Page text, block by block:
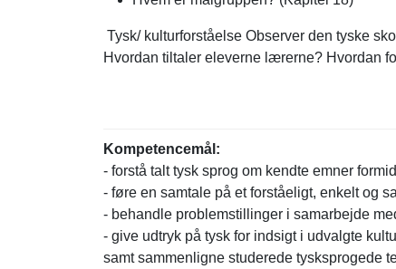
Tysk/ kulturforståelse Observer den tyske
Hvordan tiltaler eleverne lærerne? Hvordan
Kompetencemål:
- forstå talt tysk sprog om kendte emner
- føre en samtale på et forståeligt, enkelt og
- behandle problemstillinger i samarbejde
- give udtryk på tysk for indsigt i udvalgte
samt sammenligne studerede tysksprogede